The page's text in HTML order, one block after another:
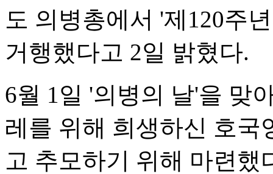
도 의병총에서 '제120주
거행했다고 2일 밝혔다.
6월 1일 '의병의 날'을 맞
레를 위해 희생하신 호국
고 추모하기 위해 마련했